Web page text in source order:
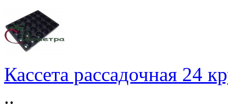
Кассета рассадочная 24
..